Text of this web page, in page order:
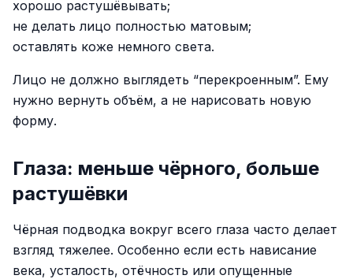
хорошо растушёвывать;
не делать лицо полностью матовым;
оставлять коже немного света.
Лицо не должно выглядеть “перекроенным”. Ему
нужно вернуть объём, а не нарисовать новую
форму.
Глаза: меньше чёрного, больше
растушёвки
Чёрная подводка вокруг всего глаза часто делает
взгляд тяжелее. Особенно если есть нависание
века, усталость, отёчность или опущенные